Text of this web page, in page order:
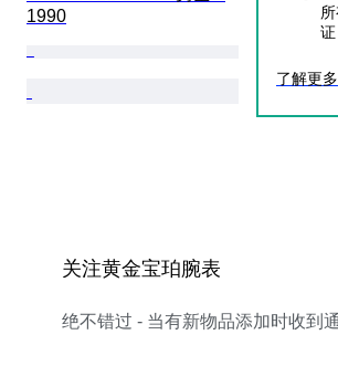
1990
证
了解更多
关注黄金宝珀腕表
绝不错过 - 当有新物品添加时收到通